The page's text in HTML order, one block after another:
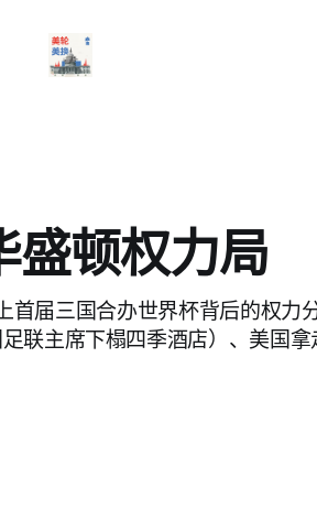
盛顿权力局
届三国合办世界杯背后的权力
联主席下榻四季酒店）、美国